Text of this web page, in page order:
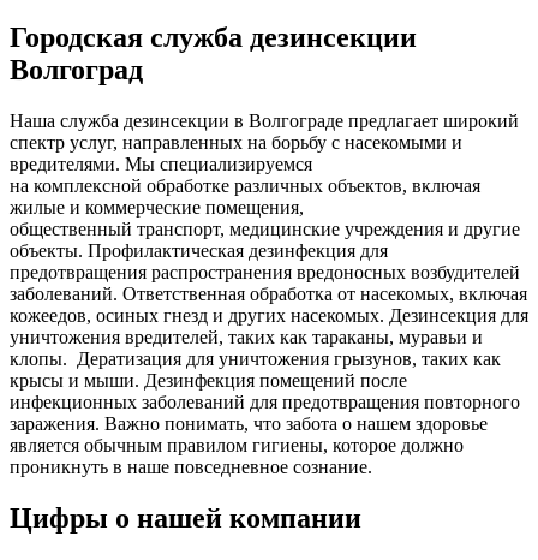
Городская служба дезинсекции
Волгоград
Наша служба дезинсекции в Волгограде предлагает широкий
спектр услуг, направленных на борьбу с насекомыми и
вредителями. Мы специализируемся
на комплексной обработке различных объектов, включая
жилые и коммерческие помещения,
общественный транспорт, медицинские учреждения и другие
объекты. Профилактическая дезинфекция для
предотвращения распространения вредоносных возбудителей
заболеваний. Ответственная обработка от насекомых, включая
кожеедов, осиных гнезд и других насекомых. Дезинсекция для
уничтожения вредителей, таких как тараканы, муравьи и
клопы. Дератизация для уничтожения грызунов, таких как
крысы и мыши. Дезинфекция помещений после
инфекционных заболеваний для предотвращения повторного
заражения. Важно понимать, что забота о нашем здоровье
является обычным правилом гигиены, которое должно
проникнуть в наше повседневное сознание.
Цифры о нашей компании